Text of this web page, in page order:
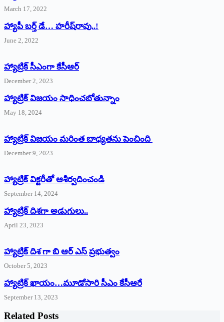
March 17, 2022
హ్యాపీ బర్త్ ‌డే… హరీష్‌రావు..!
June 2, 2022
హ్యాట్రిక్‌ ‌సీఎంగా కేసీఆర్‌
December 2, 2023
హ్యాట్రిక్‌ విజయం సాధించబోతున్నాం
May 18, 2024
హ్యాట్రిక్ విజయం మరింత బాధ్యతను పెంచింది
December 9, 2023
హ్యాట్రిక్‌ ‌విక్టరీతో ఆశీర్వదించండి
September 14, 2024
‌హ్యాట్రిక్‌ ‌దిశగా అడుగులు..
April 23, 2023
హ్యాట్రిక్ దిశ గా బి ఆర్ ఎస్ ప్రభుత్వం
October 5, 2023
హ్యాట్రిక్‌ ‌ఖాయం…మూడోసారి సీఎం కేసీఆరే
September 13, 2023
Related Posts